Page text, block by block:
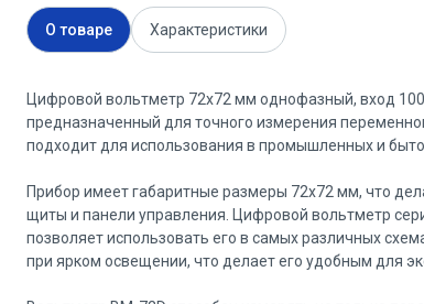
О товаре Характеристики
Цифровой вольтметр 72x72 мм однофазный, вход
предназначенный для точного измерения
подходит для использования в промышленных и
Прибор имеет габаритные размеры 72x72 мм, что
щиты и панели управления. Цифровой вольтметр
позволяет использовать его в самых различных
при ярком освещении, что делает его удобным для